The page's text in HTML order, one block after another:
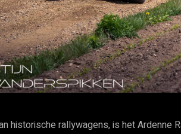
historische rallywagens, is het Ardenne